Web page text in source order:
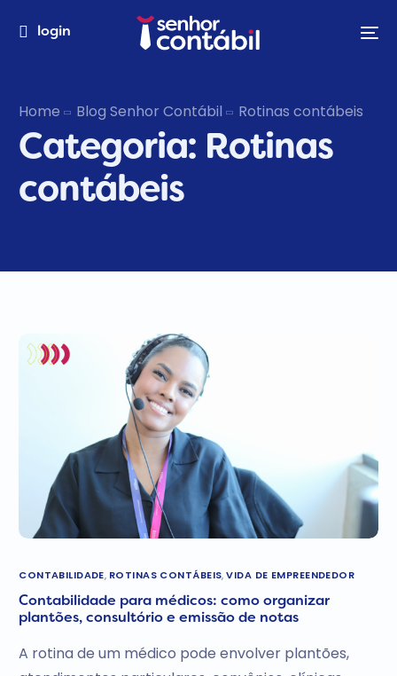
login
Home Blog Senhor Contábil Rotinas contábeis
Categoria: Rotinas
contábeis
CONTABILIDADE, ROTINAS CONTÁBEIS,VIDA DE EMPREENDEDOR
Contabilidade para médicos: como organizar
plantões, consultório e emissão de notas
A rotina de um médico pode envolver plantões,